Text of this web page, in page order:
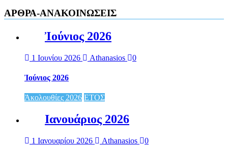
ΑΡΘΡΑ-ΑΝΑΚΟΙΝΩΣΕΙΣ
Ἰούνιος 2026
1 Ιουνίου 2026 Athanasios 0
Ἰούνιος 2026
Ἀκολουθίες 2026 ΕΤΟΣ
Ιανουάριος 2026
1 Ιανουαρίου 2026 Athanasios 0